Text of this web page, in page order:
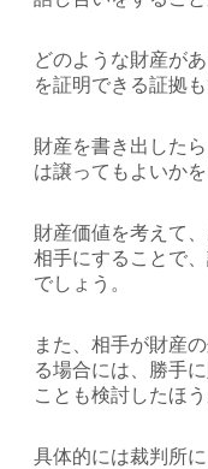
どのような財産が
を証明できる証拠
財産を書き出した
は譲ってもよいか
財産価値を考えて
相手にすることで
でしょう。
また、相手が財産
る場合には、勝手
ことも検討したほ
具体的には裁判所